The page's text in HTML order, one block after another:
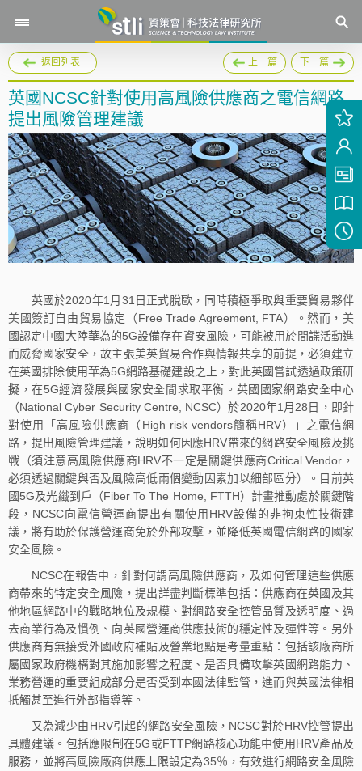
返回列表 上一篇 下一篇
英國NCSC針對使用高風險供應商之電信網路
提出風險管理建議
英國於2020年1月31日正式脫歐，同時積極爭取與重要貿易夥伴
美國簽訂自由貿易協定（Free Trade Agreement, FTA）。然而，美
國認定中國大陸華為的5G設備存在資安風險，可能被用於間諜活動進
而威脅國家安全，故主張美英貿易合作與情報共享的前提，必須建立
在英國排除使用華為5G網路基礎建設之上，對此英國嘗試透過政策研
擬，在5G經濟發展與國家安全間求取平衡。英國國家網路安全中心
（National Cyber Security Centre, NCSC）於2020年1月28日，即針
對使用「高風險供應商（High risk vendors簡稱HRV）」之電信網
路，提出風險管理建議，說明如何因應HRV帶來的網路安全風險及挑
戰（須注意高風險供應商HRV不一定是關鍵供應商Critical Vendor，
必須透過關鍵與否及風險高低兩個變動因素加以細部區分）。目前英
國5G及光纖到戶（Fiber To The Home, FTTH）計畫推動處於關鍵階
段，NCSC向電信營運商提出有關使用HRV設備的非拘束性技術建
議，將有助於保護營運商免於外部攻擊，並降低英國電信網路的國家
安全風險。
NCSC在報告中，針對何謂高風險供應商，及如何管理這些供應
商帶來的特定安全風險，提出詳盡判斷標準包括：供應商在英國及其
他地區網路中的戰略地位及規模、對網路安全控管品質及透明度、過
去商業行為及慣例、向英國營運商供應技術的穩定性及彈性等。另外
供應商有無接受外國政府補貼及營業地點是考量重點：包括該廠商所
屬國家政府機構對其施加影響之程度、是否具備攻擊英國網路能力、
業務營運的重要組成部分是否受到本國法律監管，進而與英國法律相
抵觸甚至進行外部指導等。
又為減少由HRV引起的網路安全風險，NCSC對於HRV控管提出
具體建議。包括應限制在5G或FTTP網路核心功能中使用HRV產品及
服務，並將高風險廠商供應上限設定為35％，有效進行網路安全風險